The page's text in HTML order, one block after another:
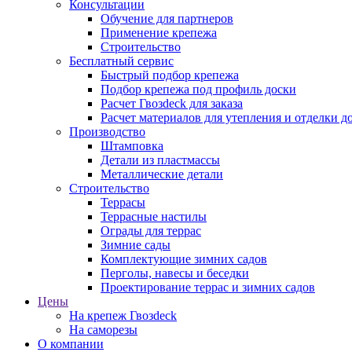
Консультации
Обучение для партнеров
Применение крепежа
Строительство
Бесплатный сервис
Быстрый подбор крепежа
Подбор крепежа под профиль доски
Расчет Гвозdeck для заказа
Расчет материалов для утепления и отделки
Производство
Штамповка
Детали из пластмассы
Металлические детали
Строительство
Террасы
Террасные настилы
Ограды для террас
Зимние сады
Комплектующие зимних садов
Перголы, навесы и беседки
Проектирование террас и зимних садов
Цены
На крепеж Гвозdeck
На саморезы
О компании